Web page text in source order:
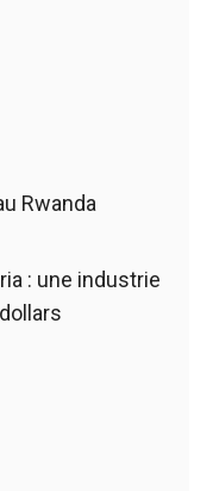
Rwanda
: une industrie